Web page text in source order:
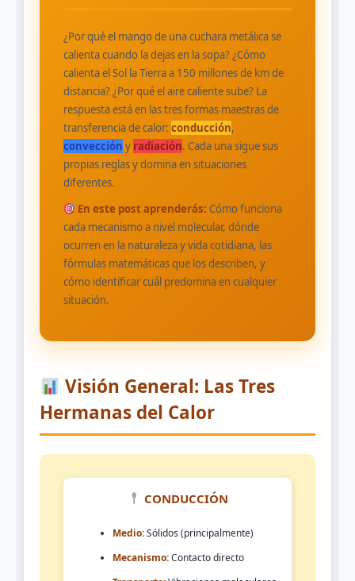
¿Por qué el mango de una cuchara metálica se
calienta cuando la dejas en la sopa? ¿Cómo
calienta el Sol la Tierra a 150 millones de km de
distancia? ¿Por qué el aire caliente sube? La
respuesta está en las tres formas maestras de
transferencia de calor: conducción,
convección y radiación. Cada una sigue sus
propias reglas y domina en situaciones
diferentes.
En este post aprenderás: Cómo funciona
cada mecanismo a nivel molecular, dónde
ocurren en la naturaleza y vida cotidiana, las
fórmulas matemáticas que los describen, y
cómo identificar cuál predomina en cualquier
situación.
Visión General: Las Tres
Hermanas del Calor
CONDUCCIÓN
Medio:Sólidos (principalmente)
Mecanismo:Contacto directo